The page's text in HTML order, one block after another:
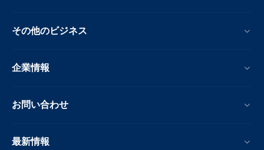
その他のビジネス
企業情報
お問い合わせ
最新情報